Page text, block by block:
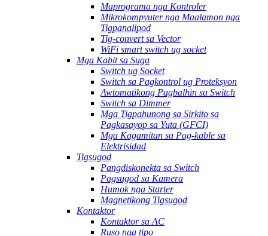
Maprograma nga Kontroler
Mikrokompyuter nga Maalamon nga
Tigpanalipod
Tig-convert sa Vector
WiFi smart switch ug socket
Mga Kabit sa Suga
Switch ug Socket
Switch sa Pagkontrol ug Proteksyon
Awtomatikong Pagbalhin sa Switch
Switch sa Dimmer
Mga Tigpahunong sa Sirkito sa
Pagkasayop sa Yuta (GFCI)
Mga Kagamitan sa Pag-kable sa
Elektrisidad
Tigsugod
Pangdiskonekta sa Switch
Pagsugod sa Kamera
Humok nga Starter
Magnetikong Tigsugod
Kontaktor
Kontaktor sa AC
Ruso nga tipo